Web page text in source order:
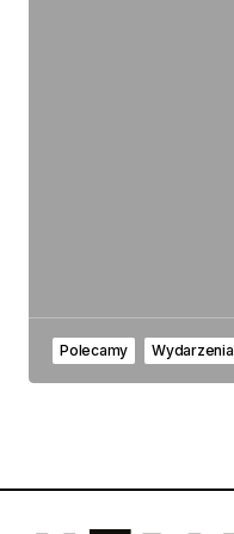
Polecamy Wydarzenia